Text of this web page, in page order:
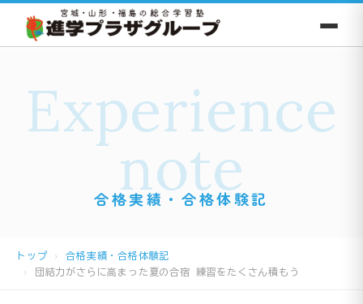
Experience
note
合格実績・合格体験記
トップ
合格実績・合格体験記
団結力がさらに高まった夏の合宿 練習をたくさん積もう